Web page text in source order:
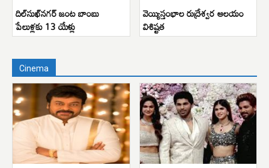
దిల్‌సుఖ్‌నగర్ జంట బాంబు
పేలుళ్లకు 13 యేళ్లు
వెయ్యిస్తంభాల రుద్రేశ్వర ఆలయం
విశిష్టత
Cinema